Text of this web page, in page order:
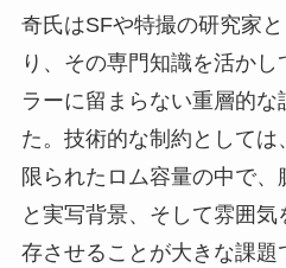
奇氏はSFや特撮の研究家
り、その専門知識を活か
ラーに留まらない重層的な
た。技術的な制約としては
限られたロム容量の中で、
と実写背景、そして雰囲
存させることが大きな課題